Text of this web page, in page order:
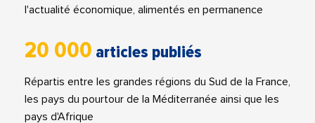
l'actualité économique, alimentés en permanence
20 000 articles publiés
Répartis entre les grandes régions du Sud de la France,
les pays du pourtour de la Méditerranée ainsi que les
pays d'Afrique